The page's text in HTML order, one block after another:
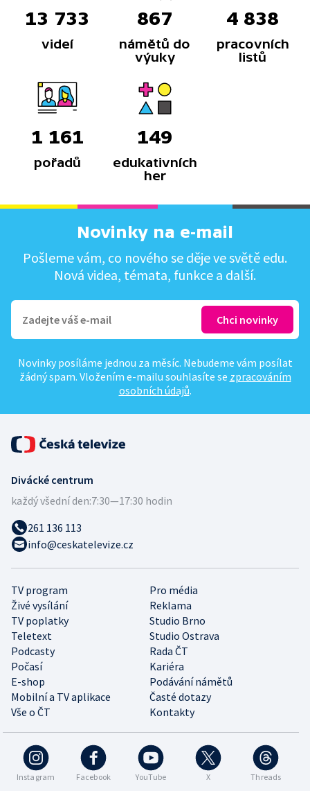
13 733
videí
867
námětů do
výuky
4 838
pracovních
listů
1 161
pořadů
149
edukativních
her
Novinky na e-mail
Pošleme vám, co nového se děje ve světě edu.
Nová videa, témata, funkce a další.
Novinky posíláme jednou za měsíc. Nebudeme vám posílat
žádný spam. Vložením e-mailu souhlasíte se zpracováním
osobních údajů.